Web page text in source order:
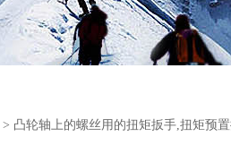
> 凸轮轴上的螺丝用的扭矩扳手,扭矩预